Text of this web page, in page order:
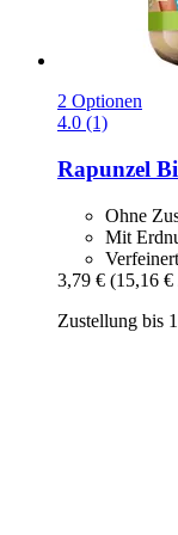
2 Optionen
4.0 (1)
Rapunzel
Ohne
Mit
3,79 € (15,16 €
Zustellung bis